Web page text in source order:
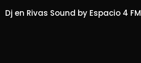
Dj en Rivas Sound by Espacio 4 FM